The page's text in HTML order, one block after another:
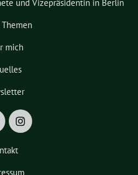
und Vizepräsidentin in Berlin
mich